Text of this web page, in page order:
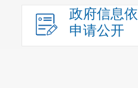
政府信息依
申请公开